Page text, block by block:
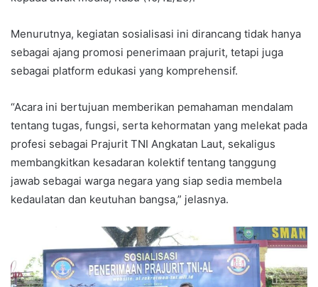
Menurutnya, kegiatan sosialisasi ini dirancang tidak hanya
sebagai ajang promosi penerimaan prajurit, tetapi juga
sebagai platform edukasi yang komprehensif.
“Acara ini bertujuan memberikan pemahaman mendalam
tentang tugas, fungsi, serta kehormatan yang melekat pada
profesi sebagai Prajurit TNI Angkatan Laut, sekaligus
membangkitkan kesadaran kolektif tentang tanggung
jawab sebagai warga negara yang siap sedia membela
kedaulatan dan keutuhan bangsa,” jelasnya.